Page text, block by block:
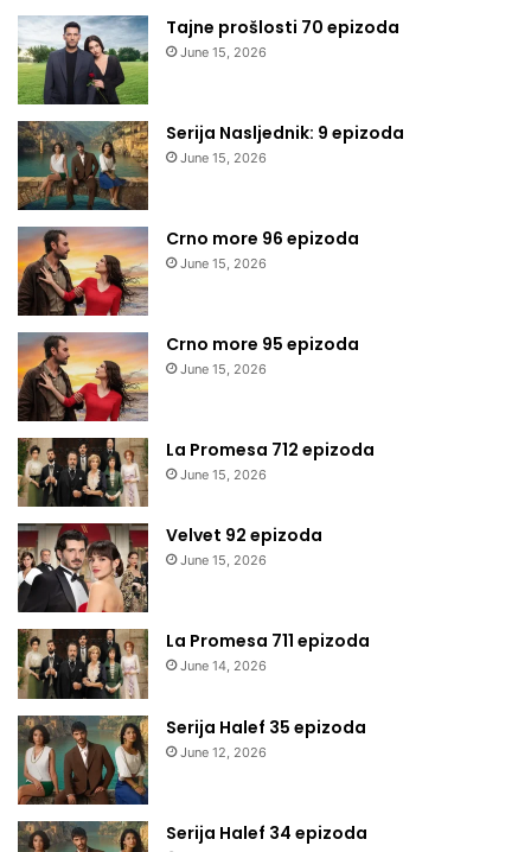
Tajne prošlosti 70 epizoda
June 15, 2026
Serija Nasljednik: 9 epizoda
June 15, 2026
Crno more 96 epizoda
June 15, 2026
Crno more 95 epizoda
June 15, 2026
La Promesa 712 epizoda
June 15, 2026
Velvet 92 epizoda
June 15, 2026
La Promesa 711 epizoda
June 14, 2026
Serija Halef 35 epizoda
June 12, 2026
Serija Halef 34 epizoda